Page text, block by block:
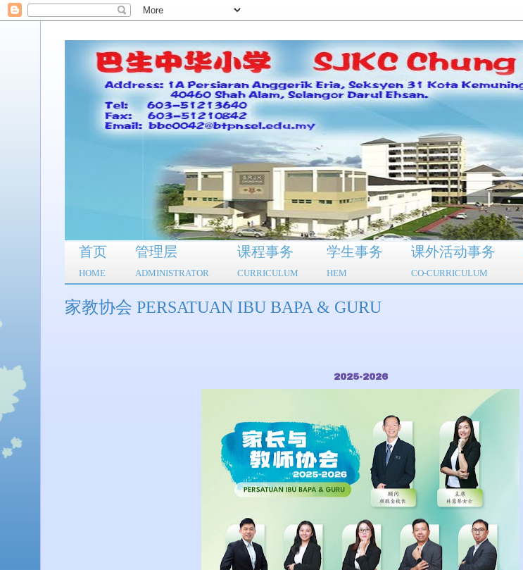
首页
HOME
管理层
ADMINISTRATOR
课程事务
CURRICULUM
学生事务
HEM
课外活动事务
CO-CURRICULUM
家教协会 PERSATUAN IBU BAPA & GURU
2025-2026